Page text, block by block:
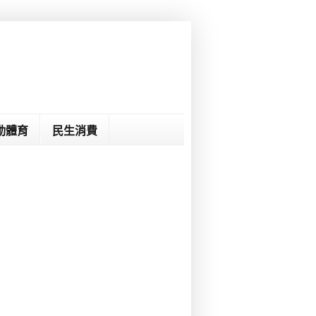
體育 民生消費